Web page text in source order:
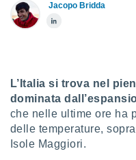
simili,
di
clic sul
IMPOSTAZIONIJacopo Bridda
L’Italia si trova nel
dominata
che nelle ultime ore ha
delle temperature,
Isole Maggiori.